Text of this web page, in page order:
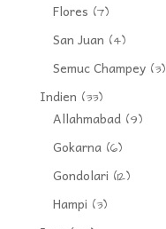
Flores (7)
San Juan (4)
Semuc Champey(3)
Indien (33)
Allahmabad(9)
Gokarna(6)
Gondolari (12)
Hampi (3)